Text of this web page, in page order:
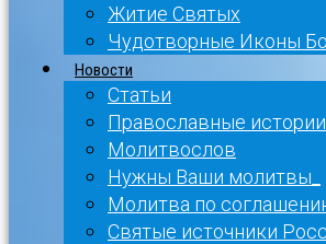
Житие Святых
Чудотворные Иконы
Новости
Статьи
Православные
Молитвослов
Нужны Ваши молитвы_
Молитва по
Святые источники